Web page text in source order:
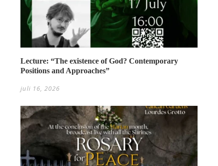
Lecture: “The existence of God? Contemporary
Positions and Approaches”
juli 16, 2026